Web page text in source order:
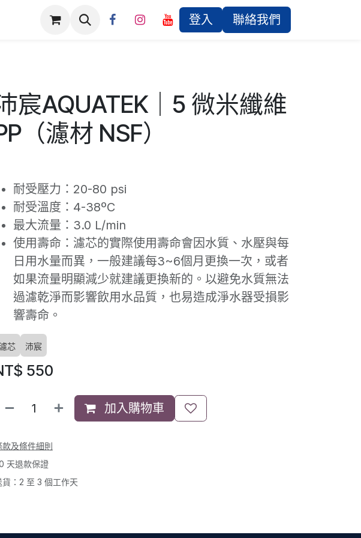
品保固登錄 登入 聯絡我們
宸AQUATEK｜5 微米纖維
（濾材 NSF）
耐受壓力：20-80 psi
耐受溫度：4-38ºC
最大流量：3.0 L/min
使用壽命：濾芯的實際使用壽命會因水質、水壓與每
日用水量而異，一般建議每3~6個月更換一次，或者
如果流量明顯減少就建議更換新的。以避免水質無法
過濾乾淨而影響飲用水品質，也易造成淨水器受損影
響壽命。
濾芯 沛宸
550
加入購物車
款及條件細則
天退款保證
貨：2 至 3 個工作天